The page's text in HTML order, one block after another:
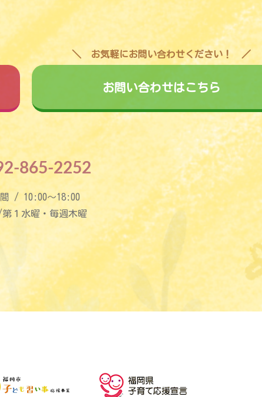
お気軽にお問い合わせください！
お問い合わせはこちら
865-2252
/ 10:00〜18:00
１水曜・毎週木曜